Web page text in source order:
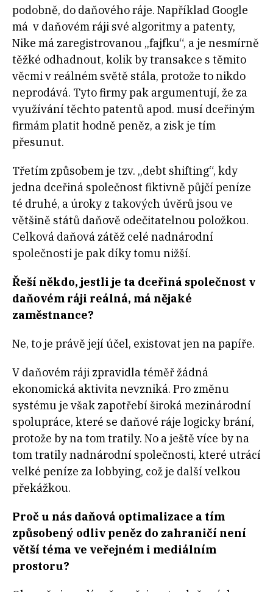
podobně, do daňového ráje. Například Google
má v daňovém ráji své algoritmy a patenty,
Nike má zaregistrovanou „fajfku“, a je nesmírně
těžké odhadnout, kolik by transakce s těmito
věcmi v reálném světě stála, protože to nikdo
neprodává. Tyto firmy pak argumentují, že za
využívání těchto patentů apod. musí dceřiným
firmám platit hodně peněz, a zisk je tím
přesunut.
Třetím způsobem je tzv. „debt shifting“, kdy
jedna dceřiná společnost fiktivně půjčí peníze
té druhé, a úroky z takových úvěrů jsou ve
většině států daňově odečitatelnou položkou.
Celková daňová zátěž celé nadnárodní
společnosti je pak díky tomu nižší.
Řeší někdo, jestli je ta dceřiná společnost v
daňovém ráji reálná, má nějaké
zaměstnance?
Ne, to je právě její účel, existovat jen na papíře.
V daňovém ráji zpravidla téměř žádná
ekonomická aktivita nevzniká. Pro změnu
systému je však zapotřebí široká mezinárodní
spolupráce, které se daňové ráje logicky brání,
protože by na tom tratily. No a ještě více by na
tom tratily nadnárodní společnosti, které utrácí
velké peníze za lobbying, což je další velkou
překážkou.
Proč u nás daňová optimalizace a tím
způsobený odliv peněz do zahraničí není
větší téma ve veřejném i mediálním
prostoru?